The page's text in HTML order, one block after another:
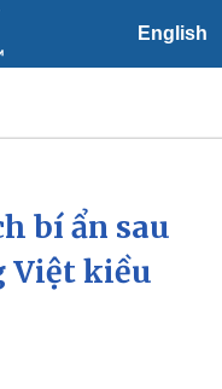
English
24h
thời tiết
bí ẩn sau
Việt kiều